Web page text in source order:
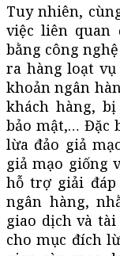
Tuy nhiên,
việc liên quan
bằng công
ra hàng loạt
khoản ngân
khách hàng,
bảo mật,… Đặc
lừa đảo giả
giả mạo giống
hỗ trợ giải đáp
ngân hàng,
giao dịch và
cho mục đích